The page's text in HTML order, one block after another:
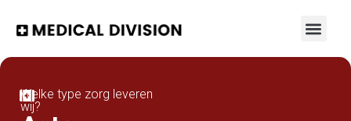
Welke type zorg leveren
wij?